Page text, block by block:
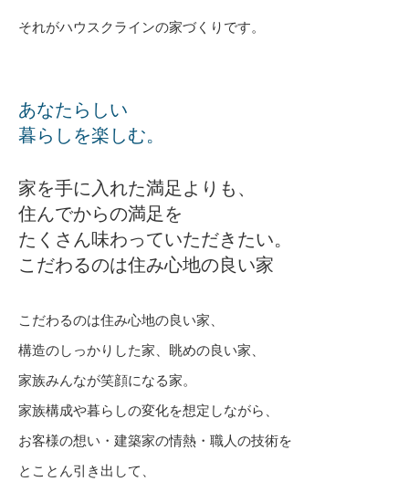
それがハウスクラインの家づくりです。
あなたらしい
暮らしを楽しむ。
家を手に入れた満足よりも、
住んでからの満足を
たくさん味わっていただきたい。
こだわるのは住み心地の良い家
こだわるのは住み心地の良い家、
構造のしっかりした家、眺めの良い家、
家族みんなが笑顔になる家。
家族構成や暮らしの変化を想定しながら、
お客様の想い・建築家の情熱・職人の技術を
とことん引き出して、